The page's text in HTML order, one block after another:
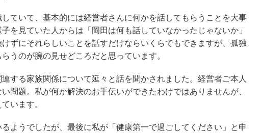
ていて、基本的には経営者さんに何かを話してもらうことを大事
を見ていた人からは「岡田は何も話していなかったじゃないか」
ずにそれらしいことを話すだけならいくらでもできますが、孤独
うのが腕の見せどころだと思っています。
する家族関係について延々と話を聞かされました。経営者ご本人
問題。私が何か解決のお手伝いができたわけではありませんが、
います。
ようでしたが、最後に私が「健康第一で過ごしてください」と申